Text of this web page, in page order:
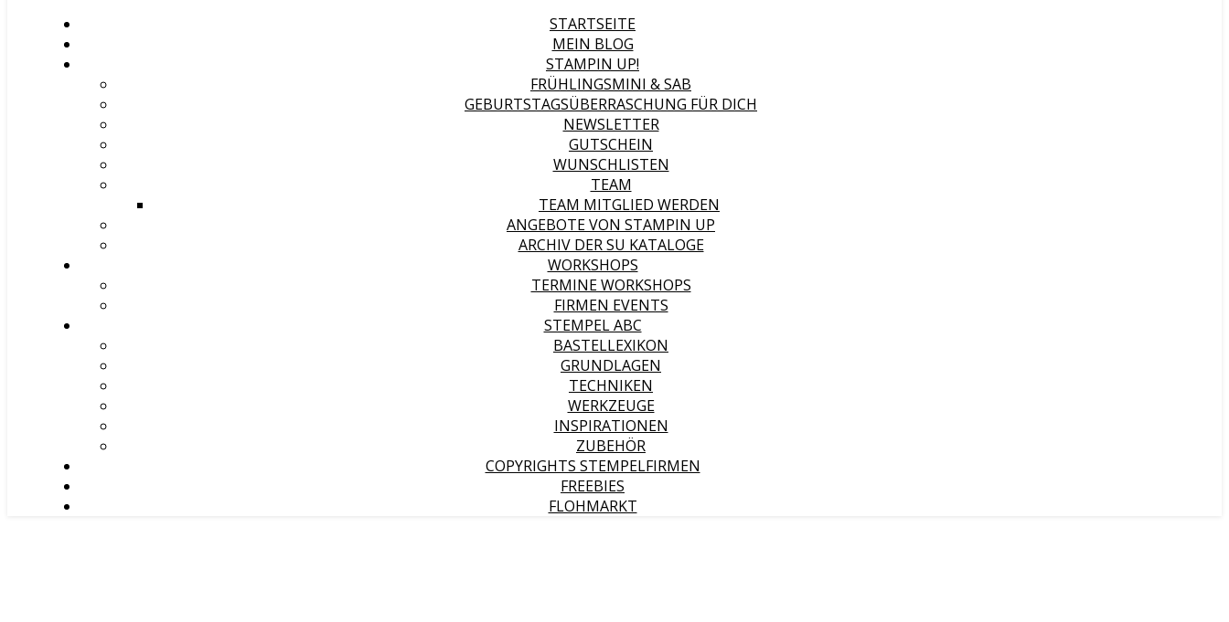
STARTSEITE
MEIN BLOG
STAMPIN UP!
FRÜHLINGSMINI & SAB
GEBURTSTAGSÜBERRASCHUNG FÜR DICH
NEWSLETTER
GUTSCHEIN
WUNSCHLISTEN
TEAM
TEAM MITGLIED WERDEN
ANGEBOTE VON STAMPIN UP
ARCHIV DER SU KATALOGE
WORKSHOPS
TERMINE WORKSHOPS
FIRMEN EVENTS
STEMPEL ABC
BASTELLEXIKON
GRUNDLAGEN
TECHNIKEN
WERKZEUGE
INSPIRATIONEN
ZUBEHÖR
COPYRIGHTS STEMPELFIRMEN
FREEBIES
FLOHMARKT